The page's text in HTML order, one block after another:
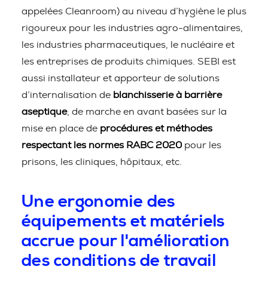
appelées Cleanroom) au niveau d’hygiène le plus
rigoureux pour les industries agro-alimentaires,
les industries pharmaceutiques, le nucléaire et
les entreprises de produits chimiques. SEBI est
aussi installateur et apporteur de solutions
d’internalisation de blanchisserie à barrière
aseptique, de marche en avant basées sur la
mise en place de procédures et méthodes
respectant les normes RABC 2020 pour les
prisons, les cliniques, hôpitaux, etc.
Une ergonomie des
équipements et matériels
accrue pour l'amélioration
des conditions de travail